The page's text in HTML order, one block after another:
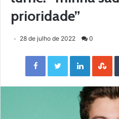
prioridade”
28 de julho de 2022 0
Facebook Twitter LinkedIn StumbleUpon